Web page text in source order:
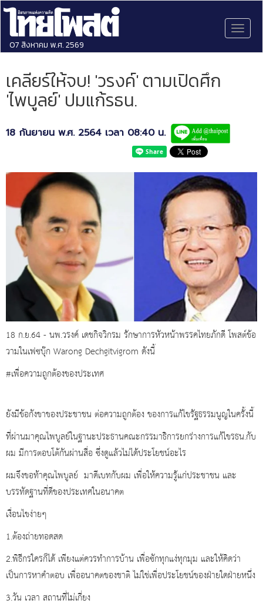
07 สิงหาคม พ.ศ. 2569
เคลียร์ให้จบ! 'วรงค์' ตามเปิดศึก
'ไพบูลย์' ปมแก้รธน.
18 กันยายน พ.ศ. 2564 เวลา 08:40 น.
18 ก.ย.64 - นพ.วรงค์ เดชกิจวิกรม รักษาการหัวหน้าพรรคไทยภักดี โพสต์ข้อ
วามในเฟซบุ๊ก Warong Dechgitvigrom ดังนี้
#เพื่อความถูกต้องของประเทศ
ยังมีข้อกังขาของประชาชน ต่อความถูกต้อง ของการแก้ไขรัฐธรรมนูญในครั้งนี้
ที่ผ่านมาคุณไพบูลย์ในฐานะประธานคณะกรรมาธิการยกร่างการแก้ไขรธน.กับ
ผม มีการตอบโต้กันผ่านสื่อ ซึ่งดูแล้วไม่ได้ประโยชน์อะไร
ผมจึงขอท้าคุณไพบูลย์ มาดีเบทกับผม เพื่อให้ความรู้แก่ประชาชน และ
บรรทัดฐานที่ดีของประเทศในอนาคต
เงื่อนไขง่ายๆ
1.ต้องถ่ายทอดสด
2.พิธีกรใครก็ได้ เพียงแต่ควรทำการบ้าน เพื่อซักทุกแง่ทุกมุม และให้คิดว่า
เป็นการหาคำตอบ เพื่ออนาคตของชาติ ไม่ใช่เพื่อประโยชน์ของฝ่ายใดฝ่ายหนึ่ง
3.วัน เวลา สถานที่ไม่เกี่ยง